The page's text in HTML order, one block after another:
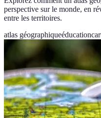
perspective sur le monde, en
entre les territoires.
atlas géographiqueéducation